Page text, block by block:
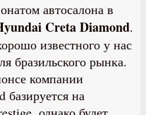
автосалона в
Creta Diamond.
известного у нас
бразильского рынка.
компании
базируется на